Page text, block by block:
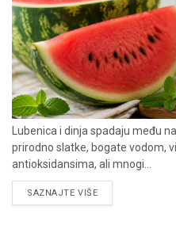
Lubenica i dinja spadaju među
prirodno slatke, bogate vodom,
antioksidansima, ali mnogi...
SAZNAJTE VIŠEDETAILS